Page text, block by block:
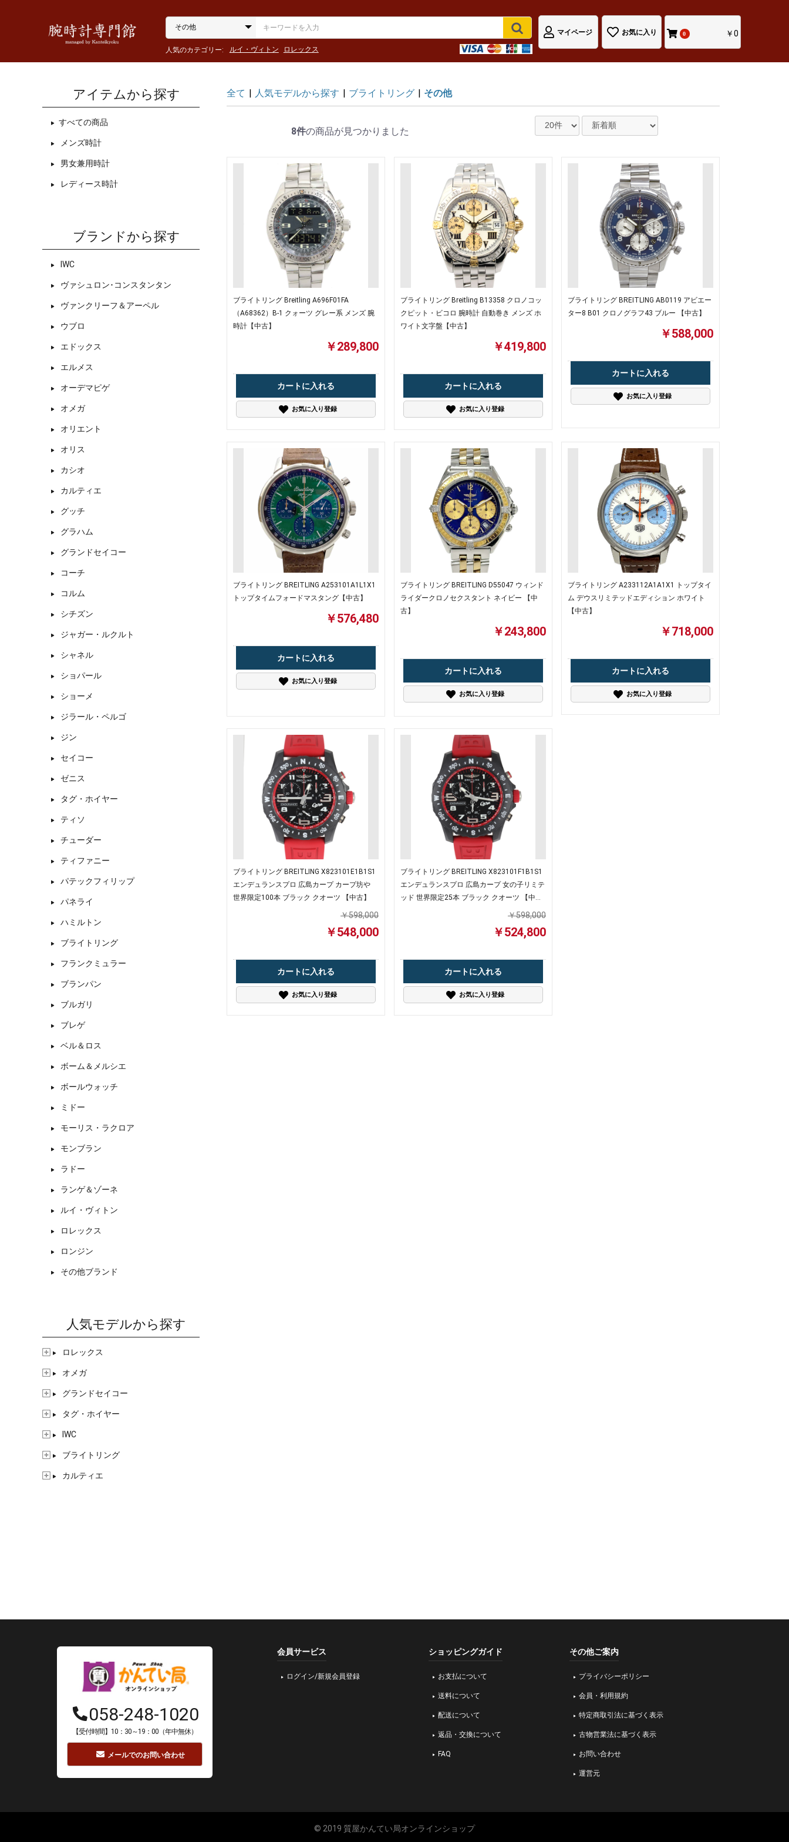
人気のカテゴリー: ルイ・ヴィトン ロレックス
マイページ お気に入り 0 ￥0
アイテムから探す
すべての商品
メンズ時計
男女兼用時計
レディース時計
ブランドから探す
IWC
ヴァシュロン･コンスタンタン
ヴァンクリーフ＆アーペル
ウブロ
エドックス
エルメス
オーデマピゲ
オメガ
オリエント
オリス
カシオ
カルティエ
グッチ
グラハム
グランドセイコー
コーチ
コルム
シチズン
ジャガー・ルクルト
シャネル
ショパール
ショーメ
ジラール・ペルゴ
ジン
セイコー
ゼニス
タグ・ホイヤー
ティソ
チューダー
ティファニー
パテックフィリップ
パネライ
ハミルトン
ブライトリング
フランクミュラー
ブランパン
ブルガリ
ブレゲ
ベル＆ロス
ボーム＆メルシエ
ボールウォッチ
ミドー
モーリス・ラクロア
モンブラン
ラドー
ランゲ＆ゾーネ
ルイ・ヴィトン
ロレックス
ロンジン
その他ブランド
人気モデルから探す
ロレックス
オメガ
グランドセイコー
タグ・ホイヤー
IWC
ブライトリング
カルティエ
全て 人気モデルから探す ブライトリング その他
8件の商品が見つかりました
ブライトリング Breitling A696F01FA
（A68362）B-1 クォーツ グレー系 メンズ 腕
時計【中古】
￥289,800
カートに入れる
お気に入り登録
ブライトリング Breitling B13358 クロノコッ
クピット・ビコロ 腕時計 自動巻き メンズ ホ
ワイト文字盤【中古】
￥419,800
カートに入れる
お気に入り登録
ブライトリング BREITLING AB0119 アビエー
ター8 B01 クロノグラフ43 ブルー 【中古】
￥588,000
カートに入れる
お気に入り登録
ブライトリング BREITLING A253101A1L1X1
トップタイムフォードマスタング【中古】
￥576,480
カートに入れる
お気に入り登録
ブライトリング BREITLING D55047 ウィンド
ライダークロノセクスタント ネイビー 【中
古】
￥243,800
カートに入れる
お気に入り登録
ブライトリング A233112A1A1X1 トップタイ
ム デウスリミテッドエディション ホワイト
【中古】
￥718,000
カートに入れる
お気に入り登録
ブライトリング BREITLING X823101E1B1S1
エンデュランスプロ 広島カープ カープ坊や
世界限定100本 ブラック クオーツ 【中古】
￥598,000
￥548,000
カートに入れる
お気に入り登録
ブライトリング BREITLING X823101F1B1S1
エンデュランスプロ 広島カープ 女の子リミテ
ッド 世界限定25本 ブラック クオーツ 【中
￥598,000
￥524,800
カートに入れる
お気に入り登録
058-248-1020
【受付時間】10：30～19：00（年中無休）
メールでのお問い合わせ
会員サービス
ログイン/新規会員登録
ショッピングガイド
お支払について
送料について
配送について
返品・交換について
FAQ
その他ご案内
プライバシーポリシー
会員・利用規約
特定商取引法に基づく表示
古物営業法に基づく表示
お問い合わせ
運営元
© 2019 質屋かんてい局オンラインショップ